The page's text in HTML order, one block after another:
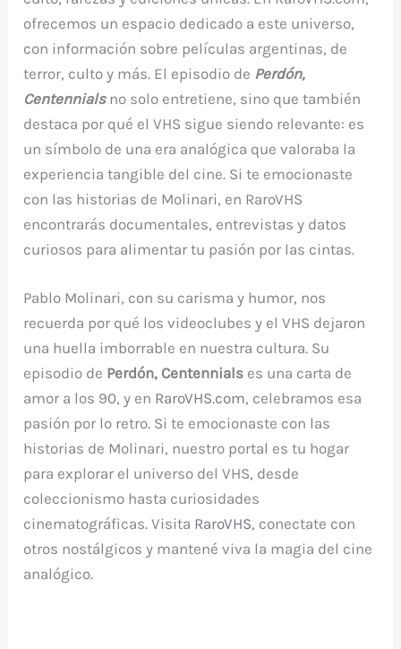
ofrecemos un espacio dedicado a este universo,
con información sobre películas argentinas, de
terror, culto y más. El episodio de Perdón,
Centennialsno solo entretiene, sino que también
destaca por qué el VHS sigue siendo relevante: es
un símbolo de una era analógica que valoraba la
experiencia tangible del cine. Si te emocionaste
con las historias de Molinari, en RaroVHS
encontrarás documentales, entrevistas y datos
curiosos para alimentar tu pasión por las cintas.
Pablo Molinari, con su carisma y humor, nos
recuerda por qué los videoclubes y el VHS dejaron
una huella imborrable en nuestra cultura. Su
episodio de Perdón, Centennials es una carta de
amor a los 90, y en RaroVHS.com, celebramos esa
pasión por lo retro. Si te emocionaste con las
historias de Molinari, nuestro portal es tu hogar
para explorar el universo del VHS, desde
coleccionismo hasta curiosidades
cinematográficas. Visita RaroVHS, conectate con
otros nostálgicos y mantené viva la magia del cine
analógico.